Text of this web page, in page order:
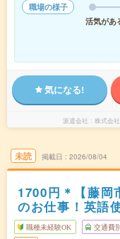
職場の様子
活気があ
気になる!
派遣会社 株式会
未読 掲載日 2026/08/04
1700円＊【藤岡
のお仕事！英語
職種未経験OK 交通費